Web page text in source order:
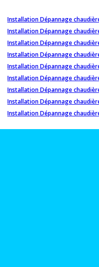
Installation Dépannage
Installation Dépannage
Installation Dépannage
Installation Dépannage
Installation Dépannage
Installation Dépannage
Installation Dépannage
Installation Dépannage
Installation Dépannage